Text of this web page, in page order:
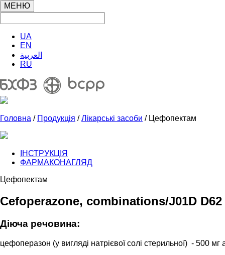
МЕНЮ
UA
EN
العربية
RU
Головна / Продукція /Лікарські засоби / Цефопектам
ІНСТРУКЦІЯ
ФАРМАКОНАГЛЯД
Цефопектам
Cefoperazone, combinations/J01D D62
Діюча речовина:
цефоперазон (у вигляді натрієвої солі стерильної) - 500 мг